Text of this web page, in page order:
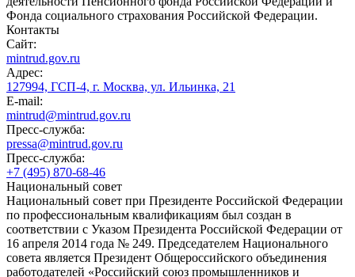
Фонда социального страхования Российской Федерации.
Контакты
Сайт:
mintrud.gov.ru
Адрес:
127994, ГСП-4, г. Москва, ул. Ильинка, 21
E-mail:
mintrud@mintrud.gov.ru
Пресс-служба:
pressa@mintrud.gov.ru
Пресс-служба:
+7 (495) 870-68-46
Национальный совет
Национальный совет при Президенте Российской Федерации
по профессиональным квалификациям был создан в
соответствии с Указом Президента Российской Федерации от
16 апреля 2014 года № 249. Председателем Национального
совета является Президент Общероссийского объединения
работодателей «Российский союз промышленников и